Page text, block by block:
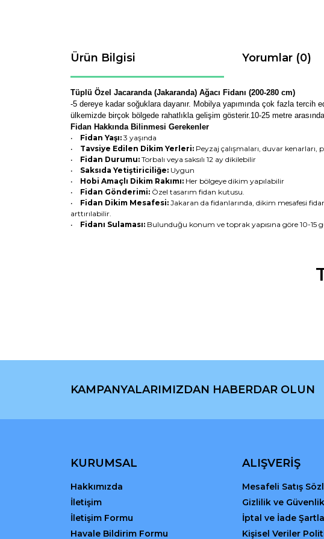
Ürün Bilgisi Yorumlar (0)
Tüplü Özel Jacaranda (Jakaranda) Ağacı Fidanı (200-280 cm)
-5 dereye kadar soğuklara dayanır. Mobilya yapımında çok fazla tercih
ülkemizde birçok bölgede rahatlıkla gelişim gösterir.10-25 metre
Fidan Hakkında Bilinmesi Gerekenler
•
Fidan Yaşı: 3 yaşında
• Tavsiye Edilen Dikim Yerleri: Peyzaj çalışmaları, duvar kenarları,
• Fidan Durumu: Torbalı veya saksılı 12 ay dikilebilir
• Saksıda Yetiştiriciliğe: Uygun
• Hobi Amaçlı Dikim Rakımı: Her bölgeye dikim yapılabilir
• Fidan Gönderimi: Özel tasarım fidan kutusu.
• Fidan Dikim Mesafesi: Jakaran da fidanlarında, dikim mesafesi
arttırılabilir.
• Fidanı Sulaması: Bulunduğu konum ve toprak yapısına göre 10-15
Bu ürünün fiyat bilgisi, resim, ürün açıklamalarında ve diğer
Ürün fiyatı diğer sitelerden daha pahalı.
KAMPANYALARIMIZDAN HABERDAR OLUN
KURUMSAL
Hakkımızda
İletişim
İletişim Formu
Havale Bildirim Formu
ALIŞVERİŞ
Mesafeli Satış
Gizlilik ve Güvenlik
İptal ve İade
Kişisel Veriler